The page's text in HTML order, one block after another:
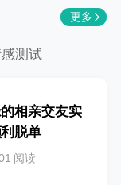
更多
测试
相亲交友实
脱单
阅读